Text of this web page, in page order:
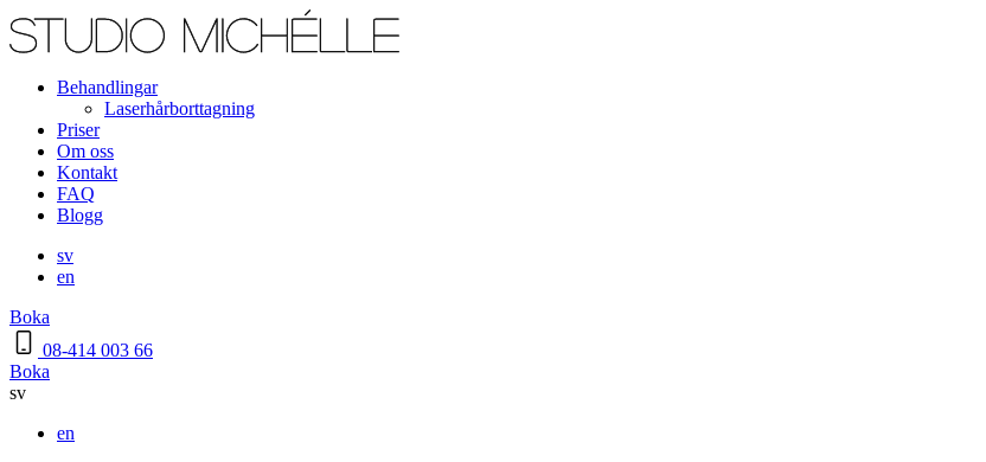
Behandlingar
Laserhårborttagning
Priser
Om oss
Kontakt
FAQ
Blogg
sv
en
Boka
08-414 003 66
Boka
sv
en